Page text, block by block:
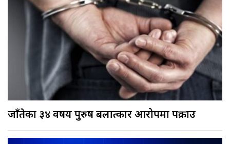
जाँतेका ३४ वर्षीय पुरुष बलात्कार आरोपमा पक्राउ